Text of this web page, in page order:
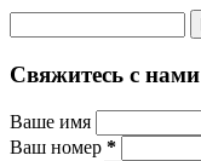
Свяжитесь с нами
Ваше имя
Ваш номер *